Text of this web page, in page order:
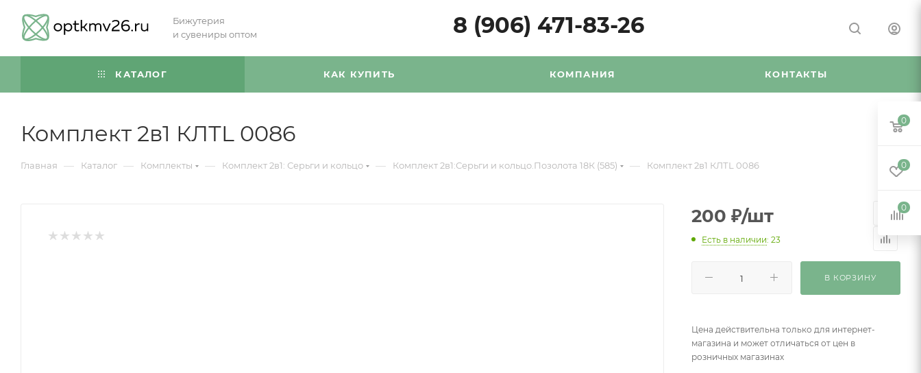
Бижутерия
и сувениры оптом
8 (906) 471-83-26
КАТАЛОГ КАК КУПИТЬ КОМПАНИЯ КОНТАКТЫ
Комплект 2в1 КЛТL 0086
Главная — Каталог — Комплекты — Комплект 2в1: Серьги и кольцо — Комплект 2в1:Серьги и кольцо.Позолота 18К (585) — Комплект 2в1 КЛТL 0086
200 ₽/шт
Есть в наличии: 23
В КОРЗИНУ
Цена действительна только для интернет-
магазина и может отличаться от цен в
розничных магазинах
0
0
0